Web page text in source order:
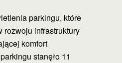
parkingu, które
rozwoju infrastruktury
komfort
stanęło 11